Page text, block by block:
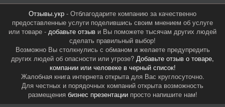
Отзывы.укр - Отблагодарите компанию за качественно
предоставленные услуги поделившись своим мнением об услуге
или товаре - добавьте отзыв и Вы поможете тысячам других людей
сделать правильный выбор!
Возможно Вы столкнулись с обманом и желаете предупредить
других людей об опасности или угрозе? Добавьте отзыв о товаре,
компании или человеке в черный список!
Жалобная книга интернета открыта для Вас круглосуточно.
Для честных и порядочных компаний открыта возможность
размещения бизнес презентациипросто напишите нам!